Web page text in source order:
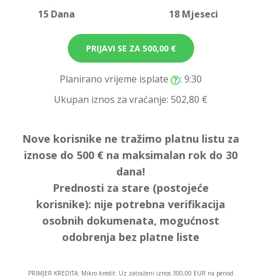
15 Dana 18 Mjeseci
PRIJAVI SE ZA 500,00 €
Planirano vrijeme isplate
: 9:30
Ukupan iznos za vraćanje:502,80 €
Nove korisnike ne tražimo platnu listu za
iznose do 500 € na maksimalan rok do 30
dana!
Prednosti za stare (postojeće
korisnike): nije potrebna verifikacija
osobnih dokumenata, mogućnost
odobrenja bez platne liste
PRIMJER KREDITA: Mikro kredit: Uz zatraženi iznos 300,00 EUR na period